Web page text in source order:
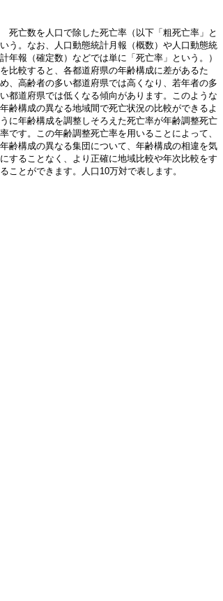
死亡数を人口で除した死亡率（以下「粗死亡率」と
いう。なお、人口動態統計月報（概数）や人口動態統
計年報（確定数）などでは単に「死亡率」という。）
を比較すると、各都道府県の年齢構成に差があるた
め、高齢者の多い都道府県では高くなり、若年者の多
い都道府県では低くなる傾向があります。このような
年齢構成の異なる地域間で死亡状況の比較ができるよ
うに年齢構成を調整しそろえた死亡率が年齢調整死亡
率です。この年齢調整死亡率を用いることによって、
年齢構成の異なる集団について、年齢構成の相違を気
にすることなく、より正確に地域比較や年次比較をす
ることができます。人口10万対で表します。